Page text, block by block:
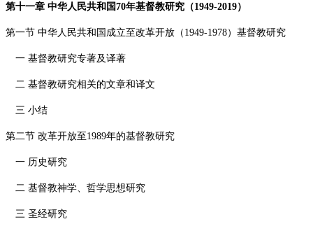
第十一章 中华人民共和国70年基督教研究（1949-2019）
第一节 中华人民共和国成立至改革开放（ 1949-1978）基督教研究
一 基督教研究专著及译著
二 基督教研究相关的文章和译文
三 小结
第二节 改革开放至 1989年的基督教研究
一 历史研究
二 基督教神学、哲学思想研究
三 圣经研究